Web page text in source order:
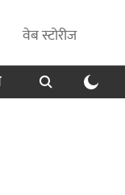
वेब स्टोरीज